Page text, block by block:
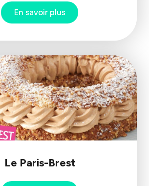
En savoir plus
Le Paris-Brest